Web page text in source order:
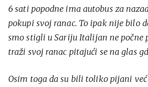
6 sati popodne ima autobus za
pokupi svoj ranac. To ipak nije bilo
smo stigli u Sariju Italijan ne počne
traži svoj ranac pitajući se na glas
Osim toga da su bili toliko pijani već